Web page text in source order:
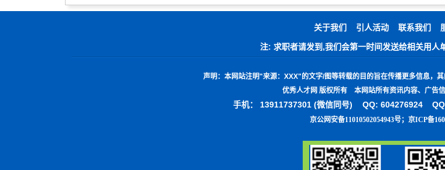
关于我们 引人活动 联系我们
注: 求职者请发到,我们会第一时间发送给相关用人
声明： 本网站注明"来源： XXX" 的文字/图等转载的目的旨在传播更多信息，
优秀人才网 版权所有 本网站所有资讯内容、广告信息
手机： 13911737301 (微信同号) QQ: 604276924 QQ
京公网安备11010502054943号； 京ICP备